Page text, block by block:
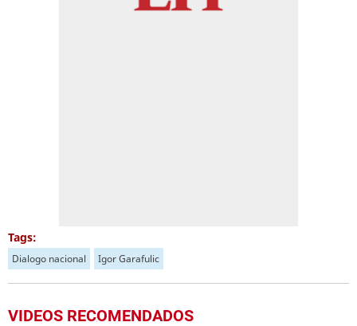
Tags:
Dialogo nacional Igor Garafulic
VIDEOS RECOMENDADOS